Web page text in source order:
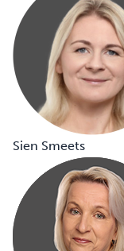
Sien Smeets